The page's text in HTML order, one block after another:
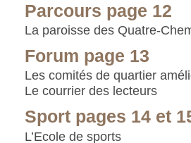
Parcours page 12
La paroisse des Quatre-
Forum page 13
Les comités de quartier
Le courrier des lecteurs
Sport pages 14 et
L’Ecole de sports